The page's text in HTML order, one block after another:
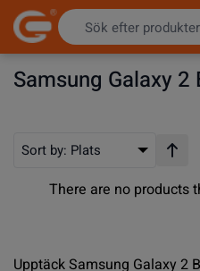
Hoppa till innehållet
Samsung Galaxy 2
Sort by: Plats
There are no products
Upptäck Samsung Galaxy 2